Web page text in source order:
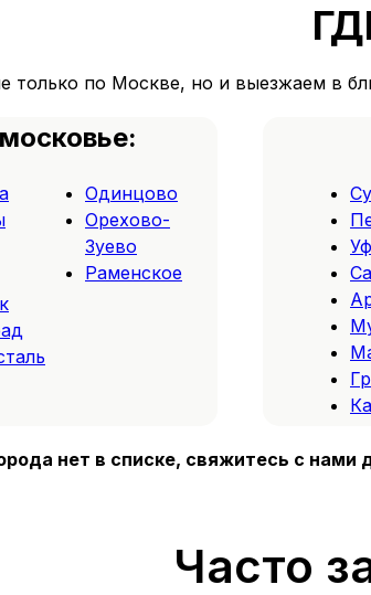
только по Москве, но и выезжаем в
нет в списке, свяжитесь с нами
Одинцово
Орехово-
Зуево
Раменское
Часто